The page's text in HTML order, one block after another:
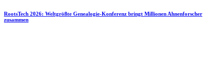
RootsTech 2026: Weltgrößte Genealogie-Konferenz bringt Millionen Ahnenforscher
zusammen